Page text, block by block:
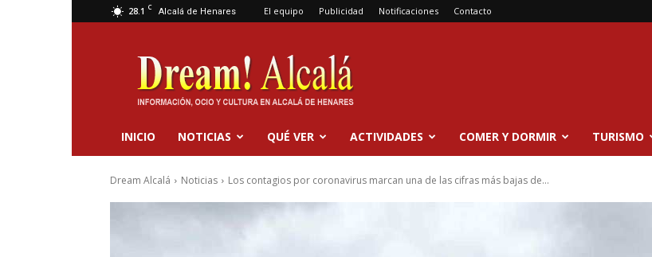
28.1 C Alcalá de Henares El equipo Publicidad Notificaciones Contacto
Dream
Alcalá
INICIO NOTICIAS QUÉ VER ACTIVIDADES COMER Y DORMIR TURISMO
Dream Alcalá Noticias Los contagios por coronavirus marcan una de las cifras más bajas de...